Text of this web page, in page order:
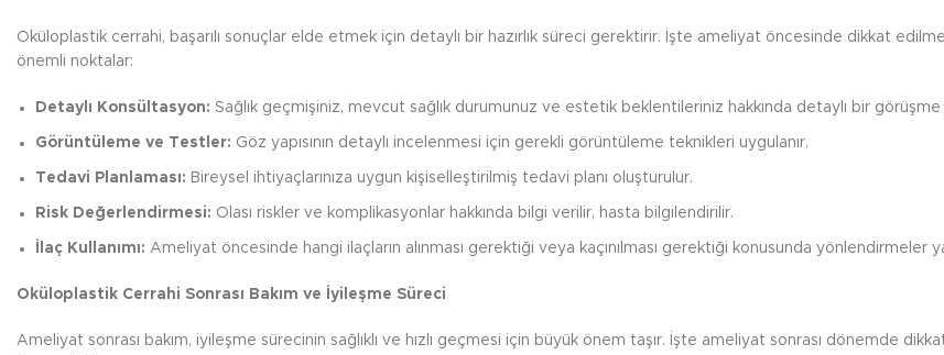
Oküloplastik cerrahi, başarılı sonuçlar elde etmek için detaylı bir hazırlık süreci gerektirir. İşte ameliyat öncesinde dikkat
önemli noktalar:
Detaylı Konsültasyon: Sağlık geçmişiniz, mevcut sağlık durumunuz ve estetik beklentileriniz hakkında detaylı bir görüşme
Görüntüleme ve Testler: Göz yapısının detaylı incelenmesi için gerekli görüntüleme teknikleri uygulanır.
Tedavi Planlaması: Bireysel ihtiyaçlarınıza uygun kişiselleştirilmiş tedavi planı oluşturulur.
Risk Değerlendirmesi: Olası riskler ve komplikasyonlar hakkında bilgi verilir, hasta bilgilendirilir.
İlaç Kullanımı: Ameliyat öncesinde hangi ilaçların alınması gerektiği veya kaçınılması gerektiği konusunda yönlendirmeler
Oküloplastik Cerrahi Sonrası Bakım ve İyileşme Süreci
Ameliyat sonrası bakım, iyileşme sürecinin sağlıklı ve hızlı geçmesi için büyük önem taşır. İşte ameliyat sonrası dönemde